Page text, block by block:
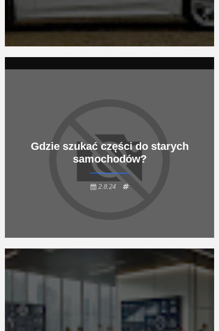
Gdzie szukać części do starych
samochodów?
2.8.24